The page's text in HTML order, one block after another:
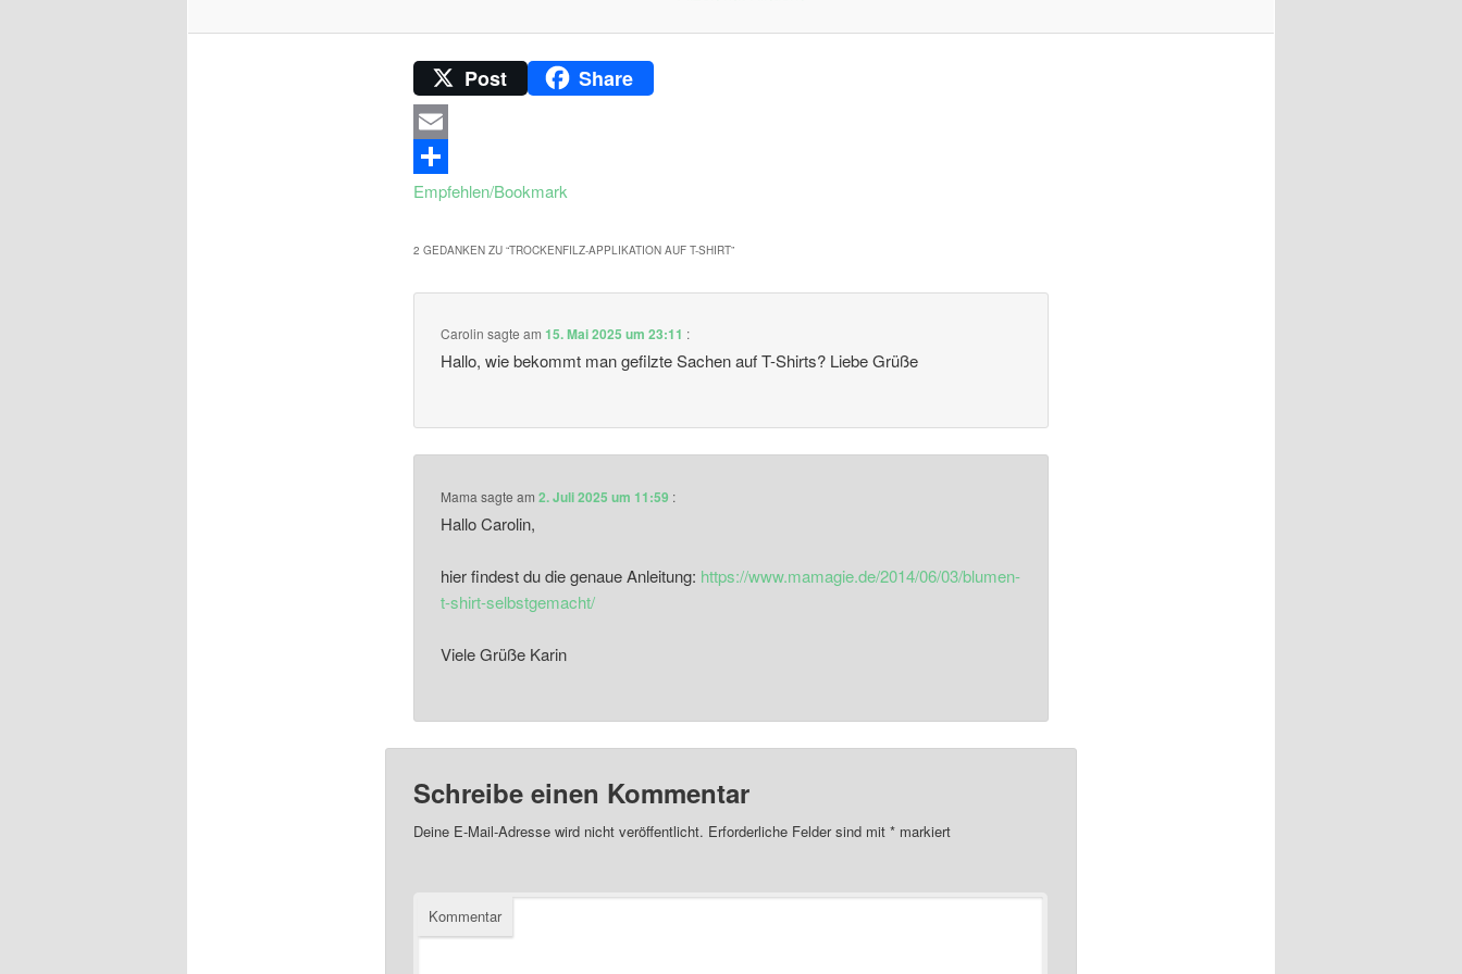
Post Share
Email
Empfehlen/Bookmark
2 GEDANKEN ZU “TROCKENFILZ-APPLIKATION AUF T-SHIRT”
Carolin sagte am15. Mai 2025 um 23:11 :
Hallo, wie bekommt man gefilzte Sachen auf T-Shirts? Liebe Grüße
Mama sagte am2. Juli 2025 um 11:59 :
Hallo Carolin,
hier findest du die genaue Anleitung: https://www.mamagie.de/2014/06/03/blumen-
t-shirt-selbstgemacht/
Viele Grüße Karin
Schreibe einen Kommentar
Deine E-Mail-Adresse wird nicht veröffentlicht. Erforderliche Felder sind mit *markiert
Kommentar